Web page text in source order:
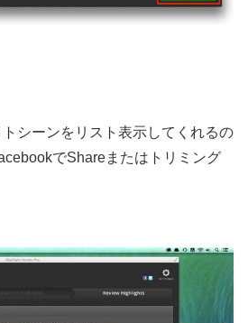
シーンをリスト表示してくれるの
でShareまたはトリミング